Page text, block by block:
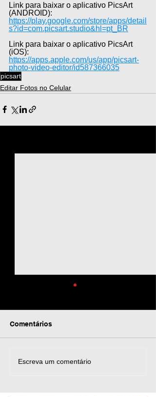
Link para baixar o aplicativo PicsArt
(ANDROID):
https://play.google.com/store/apps/detail
s?id=com.picsart.studio&hl=pt_BR
Link para baixar o aplicativo PicsArt
(iOS):
https://apps.apple.com/us/app/picsart-
photo-video-editor/id587366035
picsart
Editar Fotos no Celular
Texto Personalizado &
Comentários
Escreva um comentário